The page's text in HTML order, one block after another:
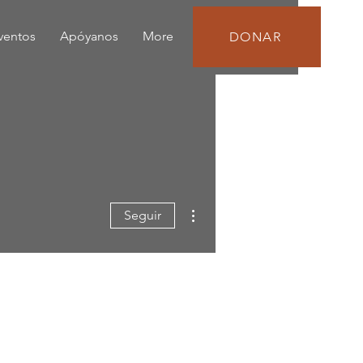
Apóyanos More DONAR
Seguir